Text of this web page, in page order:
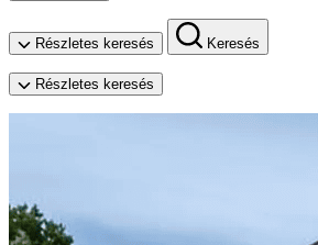
Részletes keresés Keresés
Részletes keresés